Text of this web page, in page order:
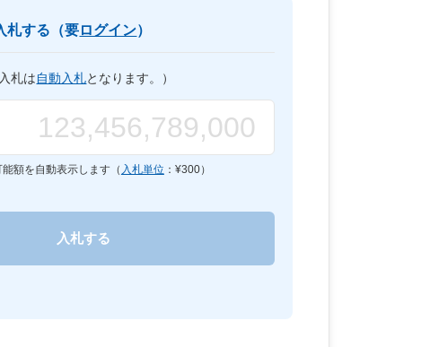
札する（要ログイン）
札は自動入札となります。）
額を自動表示します（ 入札単位 ：¥300）